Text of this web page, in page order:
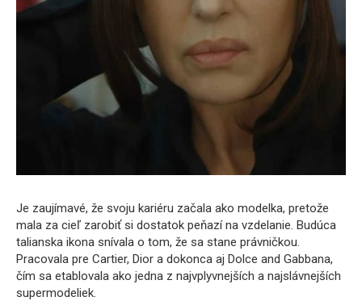
Je zaujímavé, že svoju kariéru začala ako modelka, pretože
mala za cieľ zarobiť si dostatok peňazí na vzdelanie. Budúca
talianska ikona snívala o tom, že sa stane právničkou.
Pracovala pre Cartier, Dior a dokonca aj Dolce and Gabbana,
čím sa etablovala ako jedna z najvplyvnejších a najslávnejších
supermodeliek.